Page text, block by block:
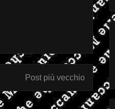
Post più vecchio